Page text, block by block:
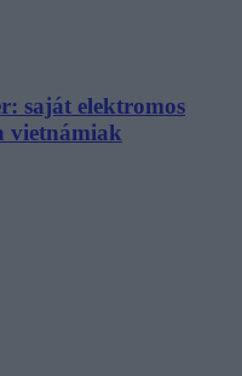
saját elektromos
vietnámiak